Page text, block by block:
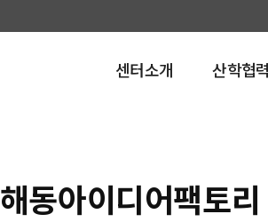
센터소개 산학협력
해동아이디어팩토리 운영 프로그램
해동아이디어팩토